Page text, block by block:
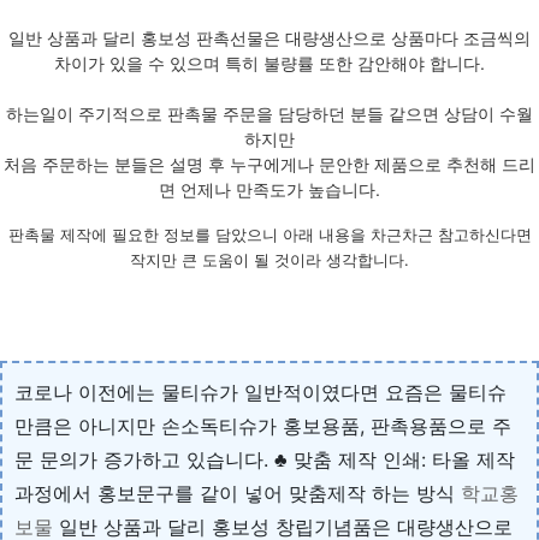
일반 상품과 달리 홍보성 판촉선물은 대량생산으로 상품마다 조금씩의
차이가 있을 수 있으며 특히 불량률 또한 감안해야 합니다.
하는일이 주기적으로 판촉물 주문을 담당하던 분들 같으면 상담이 수월
하지만
처음 주문하는 분들은 설명 후 누구에게나 문안한 제품으로 추천해 드리
면 언제나 만족도가 높습니다.
판촉물 제작에 필요한 정보를 담았으니 아래 내용을 차근차근 참고하신다면
작지만 큰 도움이 될 것이라 생각합니다.
코로나 이전에는 물티슈가 일반적이였다면 요즘은 물티슈
만큼은 아니지만 손소독티슈가 홍보용품, 판촉용품으로 주
문 문의가 증가하고 있습니다. ♣ 맞춤 제작 인쇄: 타올 제작
과정에서 홍보문구를 같이 넣어 맞춤제작 하는 방식 학교홍
보물 일반 상품과 달리 홍보성 창립기념품은 대량생산으로